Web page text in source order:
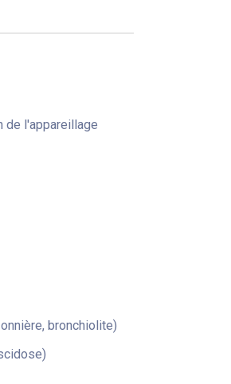
de l'appareillage
bronchiolite)